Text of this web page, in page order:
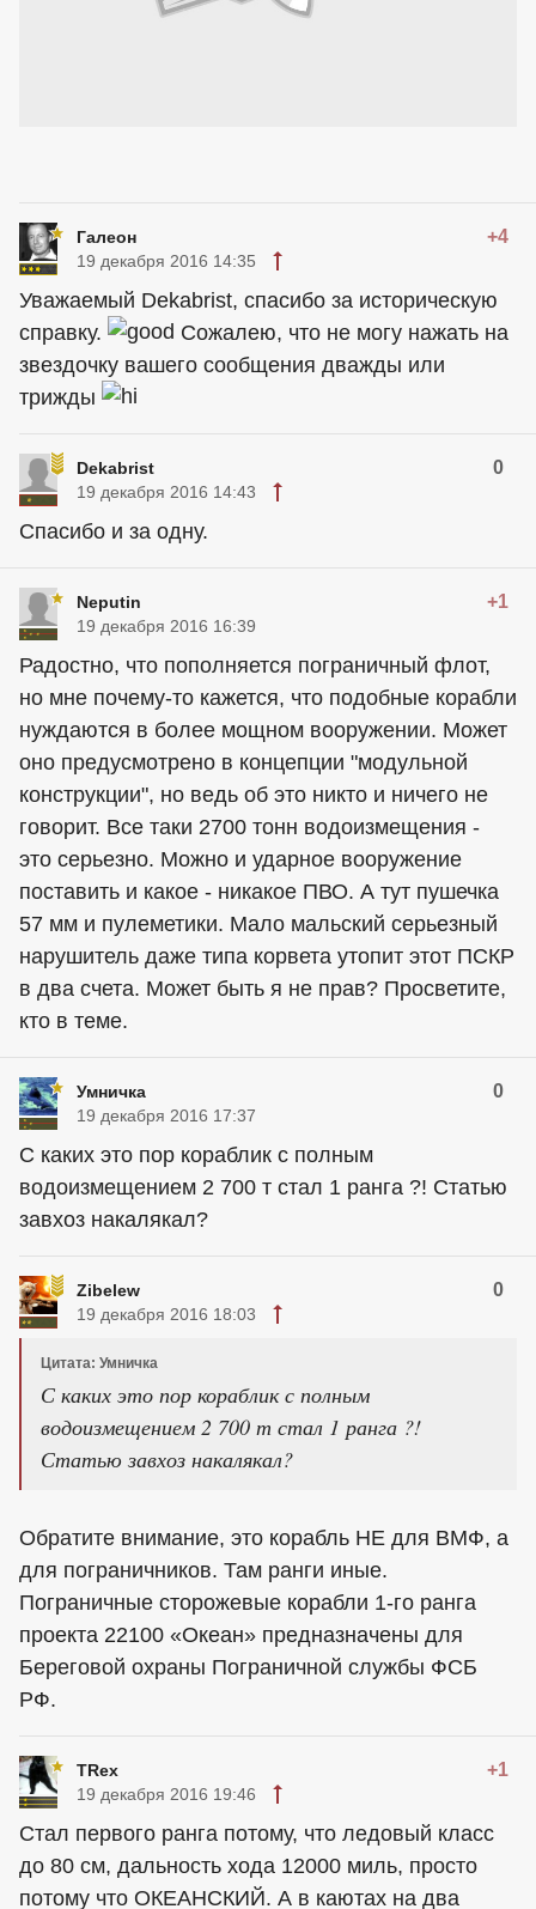
Галеон +4
19 декабря 2016 14:35
Уважаемый Dekabrist, спасибо за историческую
справку.
Сожалею, что не могу нажать на
звездочку вашего сообщения дважды или
трижды
Dekabrist 0
19 декабря 2016 14:43
Спасибо и за одну.
Neputin +1
19 декабря 2016 16:39
Радостно, что пополняется пограничный флот,
но мне почему-то кажется, что подобные корабли
нуждаются в более мощном вооружении. Может
оно предусмотрено в концепции "модульной
конструкции", но ведь об это никто и ничего не
говорит. Все таки 2700 тонн водоизмещения -
это серьезно. Можно и ударное вооружение
поставить и какое - никакое ПВО. А тут пушечка
57 мм и пулеметики. Мало мальский серьезный
нарушитель даже типа корвета утопит этот ПСКР
в два счета. Может быть я не прав? Просветите,
кто в теме.
Умничка 0
19 декабря 2016 17:37
С каких это пор кораблик с полным
водоизмещением 2 700 т стал 1 ранга ?! Статью
завхоз накалякал?
Zibelew 0
19 декабря 2016 18:03
Цитата: Умничка
С каких это пор кораблик с полным
водоизмещением 2 700 т стал 1 ранга ?!
Статью завхоз накалякал?
Обратите внимание, это корабль НЕ для ВМФ, а
для пограничников. Там ранги иные.
Пограничные сторожевые корабли 1-го ранга
проекта 22100 «Океан» предназначены для
Береговой охраны Пограничной службы ФСБ
РФ.
TRex +1
19 декабря 2016 19:46
Стал первого ранга потому, что ледовый класс
до 80 см, дальность хода 12000 миль, просто
потому что ОКЕАНСКИЙ. А в каютах на два